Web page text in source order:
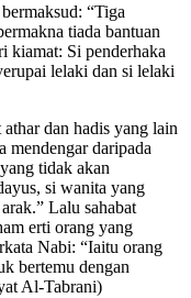
“Tiga
tiada bantuan
kiamat: Si penderhaka
lelaki dan si lelaki
dan hadis yang lain
mendengar daripada
tidak akan
si wanita yang
Lalu sahabat
erti orang yang
Nabi: “Iaitu orang
bertemu dengan
Al-Tabrani)